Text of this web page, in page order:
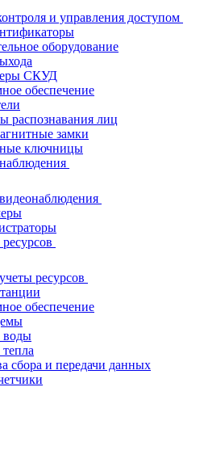
и управления доступом
оборудование
СКУД
обеспечение
распознавания лиц
замки
ключницы
ресурсов
обеспечение
воды
сбора и передачи данных